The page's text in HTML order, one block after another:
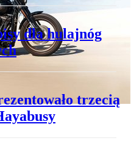
dla hulajnóg
trzecią